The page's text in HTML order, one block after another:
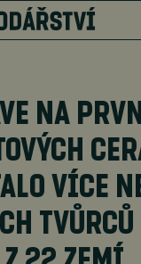
NA
VÍCE